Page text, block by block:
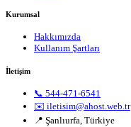
Kurumsal
Hakkımızda
Kullanım Şartları
İletişim
📞 544-471-6541
✉️ iletisim@ahost.web.tr
📍 Şanlıurfa, Türkiye